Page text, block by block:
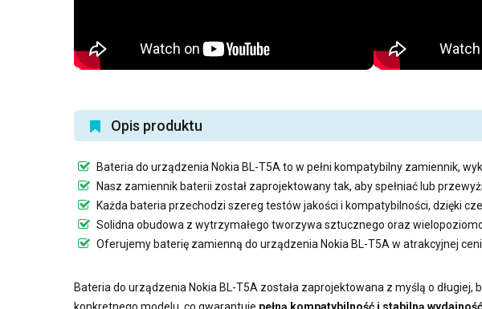
Opis produktu
Bateria do urządzenia Nokia BL-T5A to w pełni kompatybilny zamiennik,
Nasz zamiennik baterii został zaprojektowany tak, aby spełniać lub
Każda bateria przechodzi szereg testów jakości i kompatybilności, dzięki
Solidna obudowa z wytrzymałego tworzywa sztucznego oraz
Oferujemy baterię zamienną do urządzenia Nokia BL-T5A w atrakcyjnej
Bateria do urządzenia Nokia BL-T5A została zaprojektowana z myślą o